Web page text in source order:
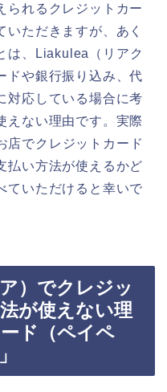
られるクレジットカー
いただきますが、あく
は、Liakulea（リアク
ドや銀行振り込み、代
対応している場合に考
えない理由です。実際
店でクレジットカード
払い方法が使えるかど
ていただけると幸いで
）でクレジッ
が使えない理
ド（ペイペ